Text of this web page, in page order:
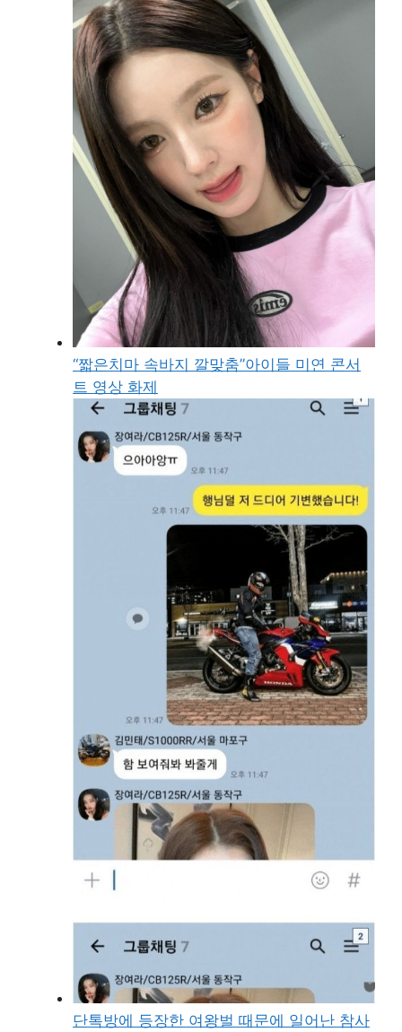
“짧은치마 속바지 깔맞춤”아이들 미연 콘서
트 영상 화제
단톡방에 등장한 여왕벌 때문에 일어난 참사